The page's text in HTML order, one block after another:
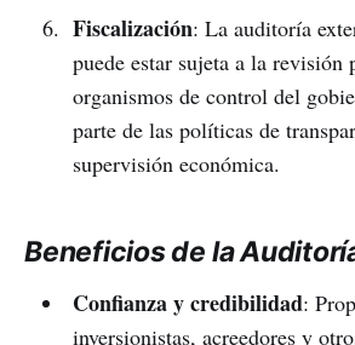
Fiscalización: La auditoría
puede estar sujeta a la revisión
organismos de control del
parte de las políticas de
supervisión económica.
Beneficios de la
Confianza y credibilidad:
inversionistas, acreedores y